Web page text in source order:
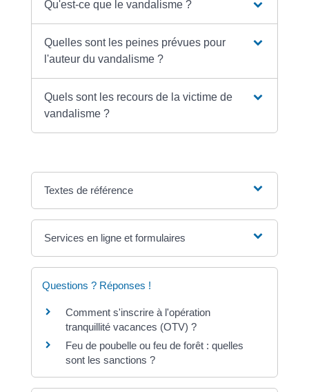
Qu'est-ce que le vandalisme ?
Quelles sont les peines prévues pour
l'auteur du vandalisme ?
Quels sont les recours de la victime de
vandalisme ?
Textes de référence
Services en ligne et formulaires
Questions ? Réponses !
Comment s'inscrire à l'opération
tranquillité vacances (OTV) ?
Feu de poubelle ou feu de forêt : quelles
sont les sanctions ?